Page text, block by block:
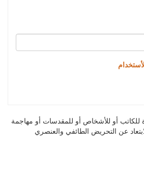
للكاتب أو للأشخاص أو للمقدسات أو مهاجمة
عن التحريض الطائفي والعنصري